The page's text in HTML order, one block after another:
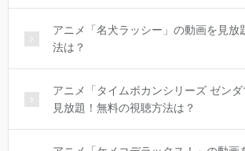
アニメ「名犬ラッシー」の動画を見放
法は？
アニメ「タイムボカンシリーズ ゼン
見放題！無料の視聴方法は？